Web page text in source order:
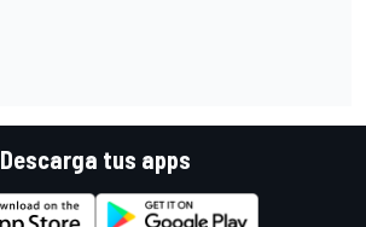
Descarga tus apps